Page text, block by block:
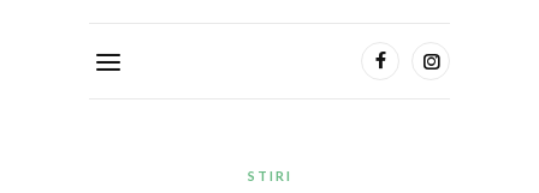
STIRI